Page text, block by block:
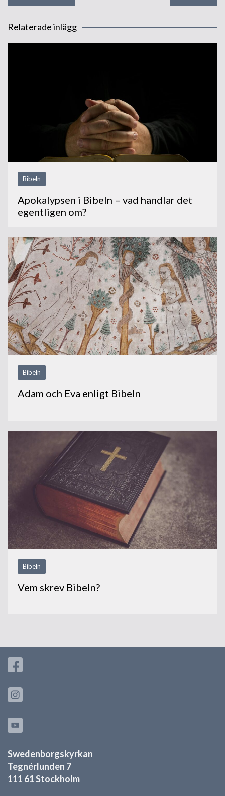
Relaterade inlägg
Bibeln
Apokalypsen i Bibeln – vad handlar det
egentligen om?
Bibeln
Adam och Eva enligt Bibeln
Bibeln
Vem skrev Bibeln?
Swedenborgskyrkan
Tegnérlunden 7
111 61 Stockholm